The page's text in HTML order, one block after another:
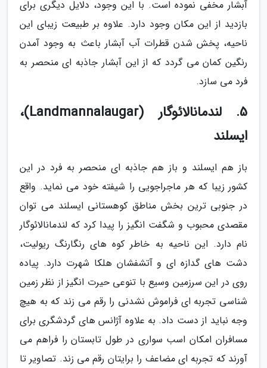
آبشار مخفی نموده است. با این وجود، دلایل دیگری برای
بازدید از این مکان وجود دارد. علاوه بر طبیعت زیبای این
ناحیه، پخش شدن قطرات آب آبشار باعث به وجود آمدن
رنگین کمان می گردد که از این آبشار جاذبه ای منحصر به
فرد می سازد.
5. لندمانالائوگار (Landmannalaugar)،
ایسلند
باز هم ایسلند و باز هم جاذبه ای منحصر به فرد در این
کشور زیبا که هر ماجراجویی را شیفته خود می نماید. واقع
در جنوبی ترین بخش مناطق کوهستانی ایسلند می توان
مقصدی محبوب و شگفت انگیز را پیدا کرد که لندمانالائوگار
نام دارد. این ناحیه به خاطر کوه های رنگارنگ ریولیت،
دشت های گدازه ای و آتشفشان هلکا شهرت دارد. پیاده
روی در این سرزمین وسیع با تنوعی حیرت انگیز از نظر زمین
شناسی تجربه ای فراموش نشدنی را رقم می زند که به هیچ
وجه نباید از دست داد. به علاوه آژانس های گردشگری برای
مسافران امکان اسب سواری در طول تابستان را فراهم می
آورند که تجربه ای مضاعف را برایتان رقم می زند. تصاویر تا